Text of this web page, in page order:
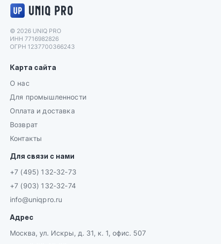
© 2026 UNIQ PRO
ИНН 7716982826
ОГРН 1237700366243
Карта сайта
О нас
Для промышленности
Оплата и доставка
Возврат
Контакты
Для связи с нами
+7 (495) 132-32-73
+7 (903) 132-32-74
info@uniqpro.ru
Адрес
Москва, ул. Искры, д. 31, к. 1, офис. 507